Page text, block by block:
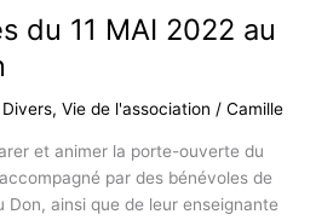
du 11 MAI 2022 au
Divers,Vie de l'association /Camille
et animer la porte-ouverte du
par des bénévoles de
Don, ainsi que de leur enseignante